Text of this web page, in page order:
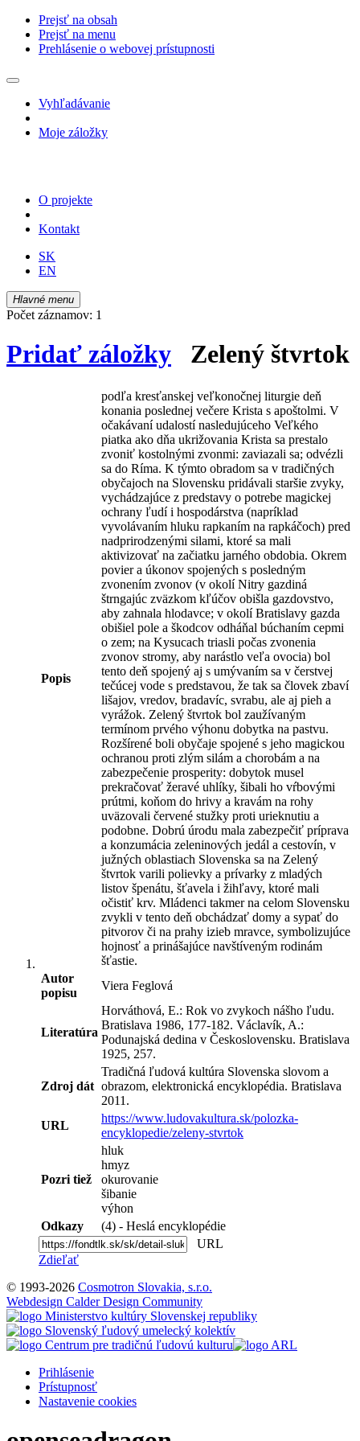
Prejsť na obsah
Prejsť na menu
Prehlásenie o webovej prístupnosti
Vyhľadávanie
Moje záložky
O projekte
Kontakt
SK
EN
Hlavné menu
Počet záznamov: 1
Pridať záložky Zelený štvrtok
Popis
podľa kresťanskej veľkonočnej liturgie deň
konania poslednej večere Krista s apoštolmi. V
očakávaní udalostí nasledujúceho Veľkého
piatka ako dňa ukrižovania Krista sa prestalo
zvoniť kostolnými zvonmi: zaviazali sa; odvézli
sa do Ríma. K týmto obradom sa v tradičných
obyčajoch na Slovensku pridávali staršie zvyky,
vychádzajúce z predstavy o potrebe magickej
ochrany ľudí i hospodárstva (napríklad
vyvolávaním hluku rapkaním na rapkáčoch) pred
nadprirodzenými silami, ktoré sa mali
aktivizovať na začiatku jarného obdobia. Okrem
povier a úkonov spojených s posledným
zvonením zvonov (v okolí Nitry gazdiná
štrngajúc zväzkom kľúčov obišla gazdovstvo,
aby zahnala hlodavce; v okolí Bratislavy gazda
obišiel pole a škodcov odháňal búchaním cepmi
o zem; na Kysucach triasli počas zvonenia
zvonov stromy, aby narástlo veľa ovocia) bol
tento deň spojený aj s umývaním sa v čerstvej
tečúcej vode s predstavou, že tak sa človek zbaví
lišajov, vredov, bradavíc, svrabu, ale aj pieh a
vyrážok. Zelený štvrtok bol zaužívaným
termínom prvého výhonu dobytka na pastvu.
Rozšírené boli obyčaje spojené s jeho magickou
ochranou proti zlým silám a chorobám a na
zabezpečenie prosperity: dobytok musel
prekračovať žeravé uhlíky, šibali ho vŕbovými
prútmi, koňom do hrivy a kravám na rohy
uväzovali červené stužky proti urieknutiu a
podobne. Dobrú úrodu mala zabezpečiť príprava
a konzumácia zeleninových jedál a cestovín, v
južných oblastiach Slovenska sa na Zelený
štvrtok varili polievky a prívarky z mladých
listov špenátu, šťavela i žihľavy, ktoré mali
očistiť krv. Mládenci takmer na celom Slovensku
zvykli v tento deň obchádzať domy a sypať do
pitvorov či na prahy izieb mravce, symbolizujúce
hojnosť a prinášajúce navštíveným rodinám
šťastie.
Autor
popisu
Viera Feglová
Literatúra
Horváthová, E.: Rok vo zvykoch nášho ľudu.
Bratislava 1986, 177-182. Václavík, A.:
Podunajská dedina v Československu. Bratislava
1925, 257.
Zdroj dát
Tradičná ľudová kultúra Slovenska slovom a
obrazom, elektronická encyklopédia. Bratislava
2011.
URL
https://www.ludovakultura.sk/polozka-
encyklopedie/zeleny-stvrtok
Pozri tiež
hluk
hmyz
okurovanie
šibanie
výhon
Odkazy
(4) - Heslá encyklopédie
URL
Zdieľať
© 1993-2026 Cosmotron Slovakia, s.r.o.
Webdesign Calder Design Community
Prihlásenie
Prístupnosť
Nastavenie cookies